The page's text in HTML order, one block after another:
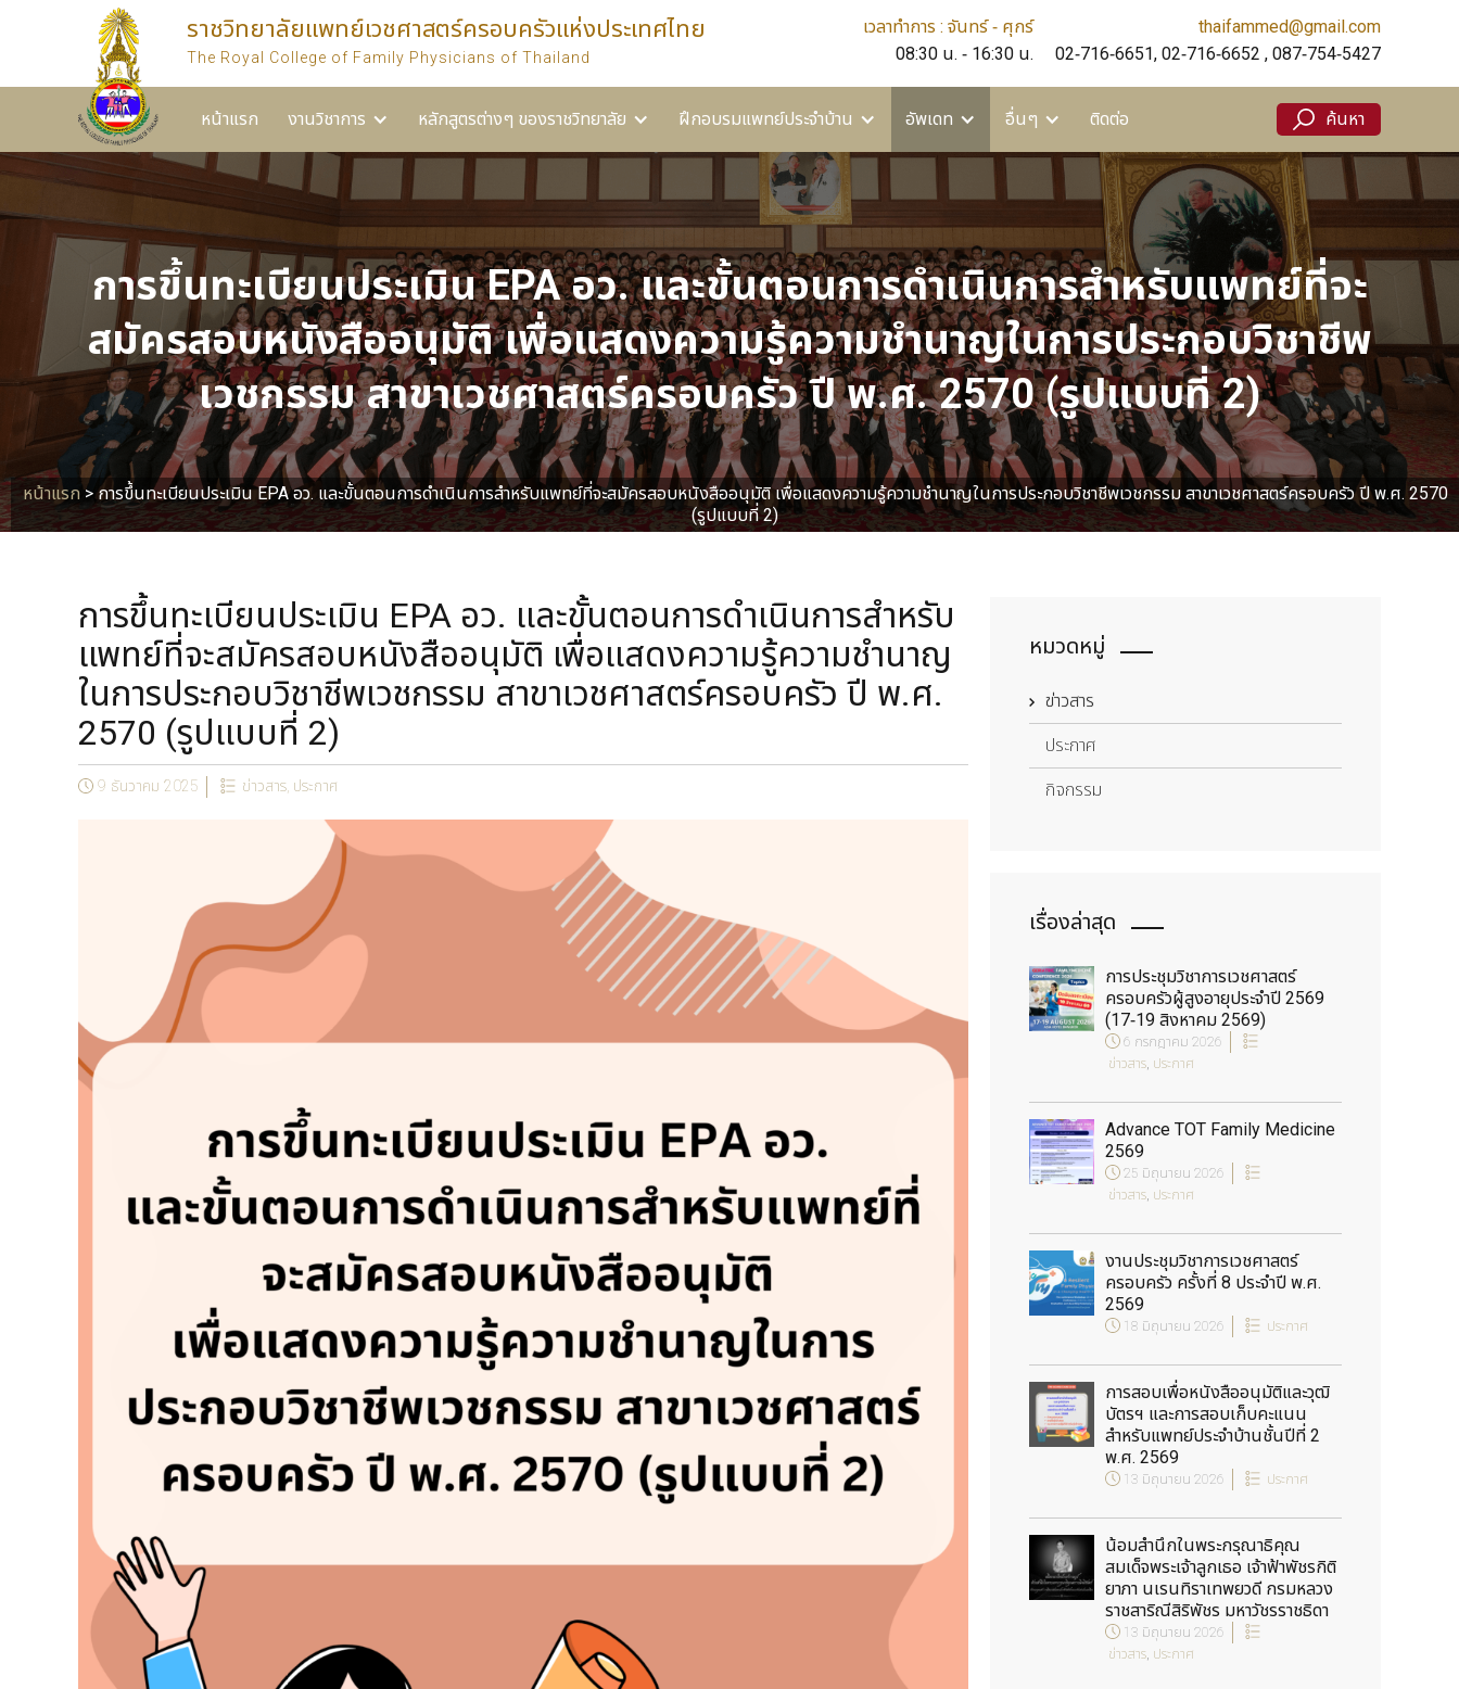
ราชวิทยาลัยแพทย์เวชศาสตร์ครอบครัวแห่งประเทศไทย
The Royal College of Family Physicians of Thailand
เวลาทำการ : จันทร์ - ศุกร์
08:30 น. - 16:30 น.
thaifammed@gmail.com
02-716-6651, 02-716-6652 , 087-754-5427
หน้าแรก งานวิชาการ หลักสูตรต่างๆ ของราชวิทยาลัย ฝึกอบรมแพทย์ประจำบ้าน อัพเดท อื่นๆ ติดต่อ ค้นหา
หน้าแรก งานวิชาการ หลักสูตรต่างๆ ของราชวิทยาลัย ฝึกอบรมแพทย์ประจำบ้าน อื่นๆ ติดต่อ ค้นหา
การขึ้นทะเบียนประเมิน EPA อว. และขั้นตอนการดำเนินการสำหรับแพทย์ที่จะ
สมัครสอบหนังสืออนุมัติ เพื่อแสดงความรู้ความชำนาญในการประกอบวิชาชีพ
เวชกรรม สาขาเวชศาสตร์ครอบครัว ปี พ.ศ. 2570 (รูปแบบที่ 2)
หน้าแรก>การขึ้นทะเบียนประเมิน EPA อว. และขั้นตอนการดำเนินการสำหรับแพทย์ที่จะสมัครสอบหนังสืออนุมัติ เพื่อแสดงความรู้ความชำนาญในการประกอบวิชาชีพเวชกรรม สาขาเวชศาสตร์ครอบครัว ปี พ.ศ. 2570
(รูปแบบที่ 2)
การขึ้นทะเบียนประเมิน EPA อว. และขั้นตอนการดำเนินการสำหรับ
แพทย์ที่จะสมัครสอบหนังสืออนุมัติ เพื่อแสดงความรู้ความชำนาญ
ในการประกอบวิชาชีพเวชกรรม สาขาเวชศาสตร์ครอบครัว ปี พ.ศ.
2570 (รูปแบบที่ 2)
9 ธันวาคม 2025 ข่าวสาร, ประกาศ
หมวดหมู่
ข่าวสาร
ประกาศ
กิจกรรม
เรื่องล่าสุด
การประชุมวิชาการเวชศาสตร์
ครอบครัวผู้สูงอายุประจำปี 2569
(17-19 สิงหาคม 2569)
6 กรกฎาคม 2026
ข่าวสาร, ประกาศ
Advance TOT Family Medicine
2569
25 มิถุนายน 2026
ข่าวสาร, ประกาศ
งานประชุมวิชาการเวชศาสตร์
ครอบครัว ครั้งที่ 8 ประจำปี พ.ศ.
2569
18 มิถุนายน 2026 ประกาศ
การสอบเพื่อหนังสืออนุมัติและวุฒิ
บัตรฯ และการสอบเก็บคะแนน
สำหรับแพทย์ประจำบ้านชั้นปีที่ 2
พ.ศ. 2569
13 มิถุนายน 2026 ประกาศ
น้อมสำนึกในพระกรุณาธิคุณ
สมเด็จพระเจ้าลูกเธอ เจ้าฟ้าพัชรกิติ
ยาภา นเรนทิราเทพยวดี กรมหลวง
ราชสาริณีสิริพัชร มหาวัชรราชธิดา
13 มิถุนายน 2026
ข่าวสาร, ประกาศ